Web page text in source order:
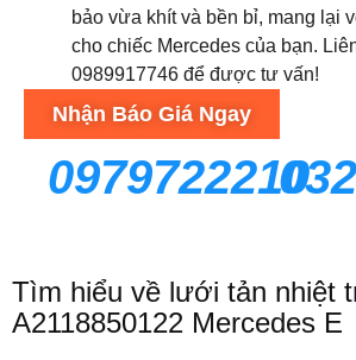
bảo vừa khít và bền bỉ, mang lại
cho chiếc Mercedes của bạn.
0989917746 để được tư vấn!
Nhận Báo Giá Ngay
0979722210
Tìm hiểu về lưới tản nhiệt
A2118850122 Mercedes E